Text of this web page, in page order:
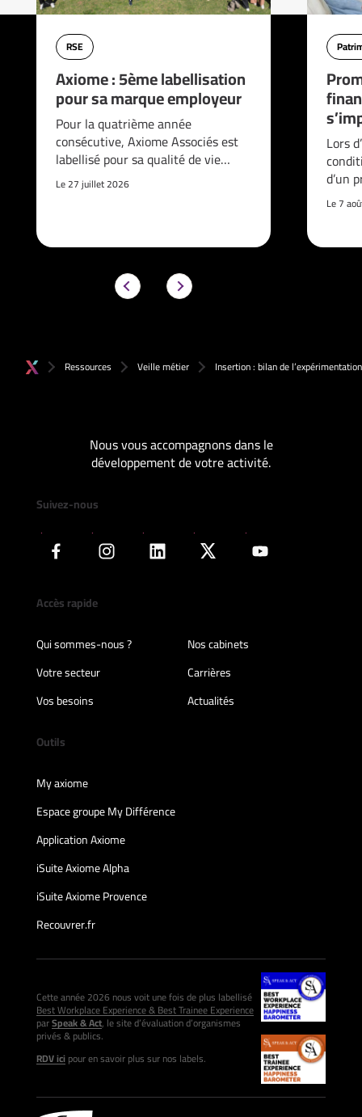
RSE
Axiome : 5ème labellisation
pour sa marque employeur
Pour la quatrième année
consécutive, Axiome Associés est
labellisé pour sa qualité de vie…
Le 27 juillet 2026
Lors
d’un
Le 7
Ressources Veille métier Insertion : bilan de
Nous vous accompagnons dans le
développement de votre activité.
Suivez-nous
Accès rapide
Qui sommes-nous ?
Nos cabinets
Votre secteur
Carrières
Vos besoins
Actualités
Outils
My axiome
Espace groupe My Différence
Application Axiome
iSuite Axiome Alpha
iSuite Axiome Provence
Recouvrer.fr
Cette année 2026 nous voit une fois de plus labellisé
Best Workplace Experience & Best Trainee Experience
parSpeak & Act, le site d’évaluation d’organismes
privés & publics.
RDV icipour en savoir plus sur nos labels.